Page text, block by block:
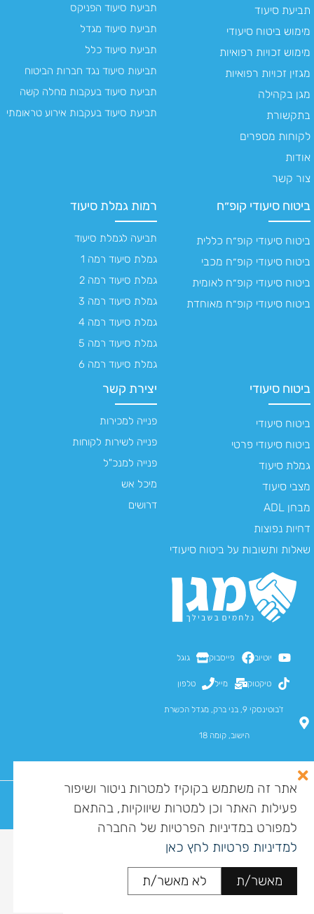
תביעת סיעוד
מימוש ביטוח סיעודי
מימוש זכויות רפואיות
מגזין זכויות רפואיות
מגן בקהילה
בתקשורת
לקוחות מספרים
אודות
צור קשר
תביעת סיעוד הפניקס
תביעת סיעוד מגדל
תביעת סיעוד כלל
תביעות סיעוד נגד חברות הביטוח
תביעת סיעוד בעקבות מחלה קשה
תביעת סיעוד בעקבות אירוע טראומתי
ביטוח סיעודי
ביטוח סיעודי
ביטוח סיעודי פרטי
גמלת סיעוד
מצבי סיעוד
מבחן ADL
דחיות נפוצות
שאלות ותשובות על ביטוח סיעודי
ביטוח סיעודי קופ״ח
ביטוח סיעודי קופ״ח כללית
ביטוח סיעודי קופ״ח מכבי
ביטוח סיעודי קופ״ח לאומית
ביטוח סיעודי קופ״ח מאוחדת
רמות גמלת סיעוד
תביעה לגמלת סיעוד
גמלת סיעוד רמה 1
גמלת סיעוד רמה 2
גמלת סיעוד רמה 3
גמלת סיעוד רמה 4
גמלת סיעוד רמה 5
גמלת סיעוד רמה 6
יצירת קשר
פנייה למכירות
פנייה לשירות לקוחות
פנייה למנכ"ל
מיכל אש
דרושים
יוטיוב פייסבוק גוגל
טיקטוק מייל טלפון
ז'בוטינסקי 9, בני ברק, מגדל הכשרת
הישוב, קומה 18
אתר זה משתמש בקוקיז למטרות ניטור ושיפור
פעילות האתר וכן למטרות שיווקיות, בהתאם
למפורט במדיניות הפרטיות של החברה
למדיניות פרטיות לחץ כאן
מאשר/ת לא מאשר/ת
כל הזכויות שמורות למגן מומחים בע"מ ©מדיניות פרטיות הצהרת נגישות
לסיוע בקבלת קצבת סיעוד
072-3932907